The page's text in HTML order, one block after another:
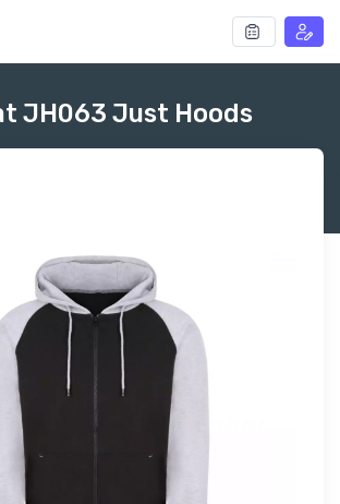
JH063 Just Hoods